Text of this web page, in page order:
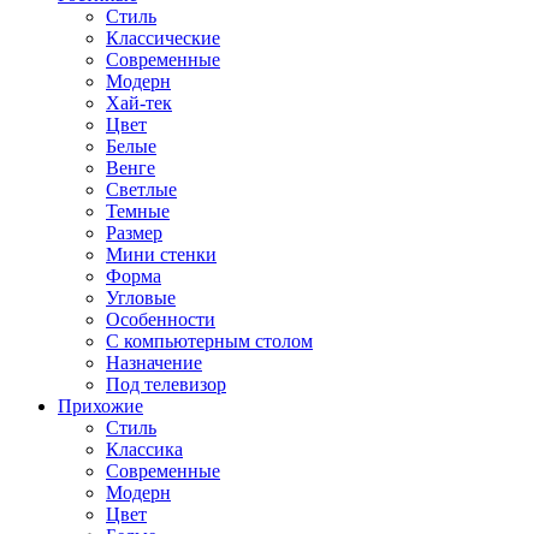
Стиль
Классические
Современные
Модерн
Хай-тек
Цвет
Белые
Венге
Светлые
Темные
Размер
Мини стенки
Форма
Угловые
Особенности
С компьютерным столом
Назначение
Под телевизор
Прихожие
Стиль
Классика
Современные
Модерн
Цвет